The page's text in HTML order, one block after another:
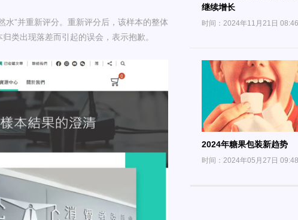
水”并重新评分。重新评分后，该样本的整体
类出现落差而引起的误会，表示抱歉。
继续增长
时间：2024年11月21日 08:46
2024年糖果包装新趋势
时间：2024年05月27日 09:48